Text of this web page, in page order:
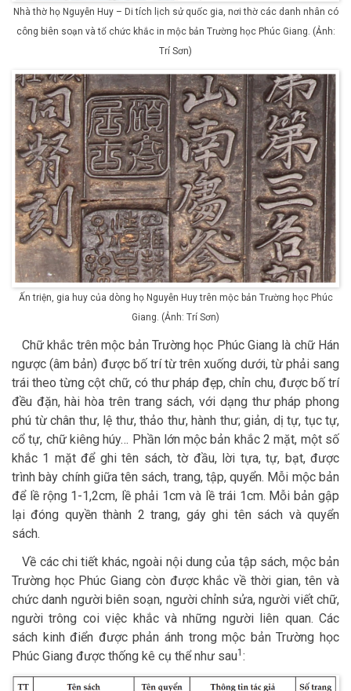
Nhà thờ họ Nguyễn Huy – Di tích lịch sử quốc gia, nơi thờ các danh nhân có
công biên soạn và tổ chức khắc in mộc bản Trường học Phúc Giang. (Ảnh:
Trí Sơn)
Ấn triện, gia huy của dòng họ Nguyễn Huy trên mộc bản Trường học Phúc
Giang. (Ảnh: Trí Sơn)
Chữ khắc trên mộc bản Trường học Phúc Giang là chữ Hán
ngược (âm bản) được bố trí từ trên xuống dưới, từ phải sang
trái theo từng cột chữ, có thư pháp đẹp, chỉn chu, được bố trí
đều đặn, hài hòa trên trang sách, với dạng thư pháp phong
phú từ chân thư, lệ thư, thảo thư, hành thư; giản, dị tự, tục tự,
cổ tự, chữ kiêng húy… Phần lớn mộc bản khắc 2 mặt, một số
khắc 1 mặt để ghi tên sách, tờ đầu, lời tựa, tự, bạt, được
trình bày chính giữa tên sách, trang, tập, quyển. Mỗi mộc bản
để lề rộng 1-1,2cm, lề phải 1cm và lề trái 1cm. Mỗi bản gập
lại đóng quyền thành 2 trang, gáy ghi tên sách và quyển
sách.
Về các chi tiết khác, ngoài nội dung của tập sách, mộc bản
Trường học Phúc Giang còn được khắc về thời gian, tên và
chức danh người biên soạn, người chỉnh sửa, người viết chữ,
người trông coi việc khắc và những người liên quan. Các
sách kinh điển được phản ánh trong mộc bản Trường học
Phúc Giang được thống kê cụ thể như sau1 :